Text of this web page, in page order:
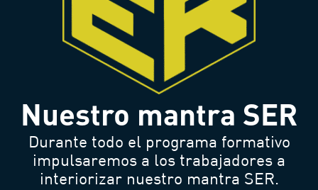
Nuestro mantra SER
Durante todo el programa formativo
impulsaremos a los trabajadores a
interiorizar nuestro mantra SER.